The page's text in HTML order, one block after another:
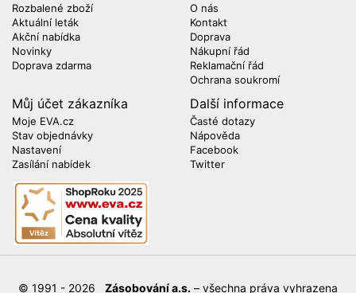
Rozbalené zboží
Aktuální leták
Akční nabídka
Novinky
Doprava zdarma
O nás
Kontakt
Doprava
Nákupní řád
Reklamační řád
Ochrana soukromí
Můj účet zákazníka
Moje EVA.cz
Stav objednávky
Nastavení
Zasílání nabídek
Další informace
Časté dotazy
Nápověda
Facebook
Twitter
© 1991 - 2026 Zásobování a.s. – všechna práva vyhrazena